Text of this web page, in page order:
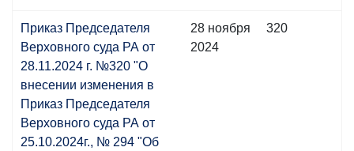
Приказ Председателя
Верховного суда РА от
28.11.2024 г. №320 "О
внесении изменения в
Приказ Председателя
Верховного суда РА от
25.10.2024г., № 294 "Об
28 ноября
2024
320